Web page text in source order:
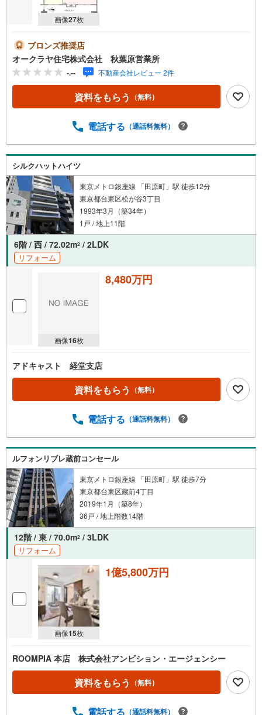
画像27枚
ブロンズ推奨店
オークラヤ住宅株式会社 秋葉原営業所
-.-- 不動産会社レビュー 2件
資料をもらう （無料）
電話する （通話料無料）
シルクハットハイツ
東京メトロ銀座線 「田原町」駅 徒歩12分
東京都台東区松が谷3丁目
1993年3月（築34年）
1戸 / 地上11階
6階 / 西 / 72.02m2 / 2LDK
リフォーム
画像16枚
8,480万円
アドキャスト 経堂支店
資料をもらう （無料）
電話する （通話料無料）
ルフォンリブレ蔵前コンセール
東京メトロ銀座線 「田原町」駅 徒歩7分
東京都台東区蔵前4丁目
2019年1月（築8年）
36戸 / 地上階数14階
12階 / 東 / 70.0m2 / 3LDK
リフォーム
画像15枚
1億5,800万円
ROOMPIA 本店 株式会社アンビション・エージェンシー
資料をもらう （無料）
電話する （通話料無料）